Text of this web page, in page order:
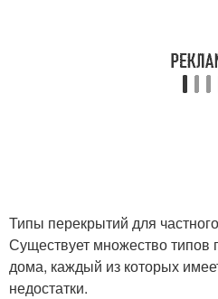
Типы перекрытий для
Существует множество типов
дома, каждый из которых
недостатки.